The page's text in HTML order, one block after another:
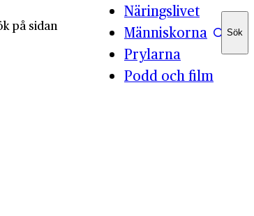
Näringslivet
Människorna
Prylarna
Podd och film
Sök
Sök